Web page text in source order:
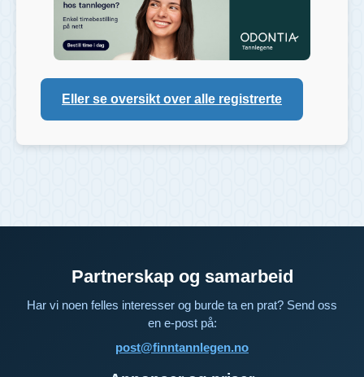
Eller se oversikt over alle registrerte
Partnerskap og samarbeid
Har vi noen felles interesser og burde ta en prat? Send oss
en e-post på:
post@finntannlegen.no